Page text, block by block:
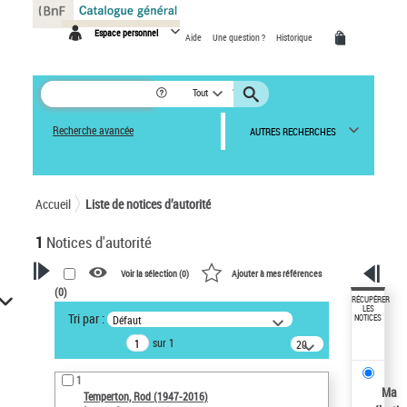
Espace personnel Aide Une question ? Historique
Tout
Recherche avancée AUTRES RECHERCHES
Accueil Liste de notices d’autorité
1 Notices d'autorité
VOTRE RECHERCHE
Recherche avancée dans les
notices d’autorité
Œuvres liées à l'auteur :
Temperton, Rod (1947-2016)
Voir la sélection (0) Ajouter à mes références
(0)
Tri par : Défaut
sur 1
20
résultats/page
1
Temperton, Rod (1947-2016)
RÉCUPÉRER
LES
NOTICES
Ma
Panneau de gestion des cookies